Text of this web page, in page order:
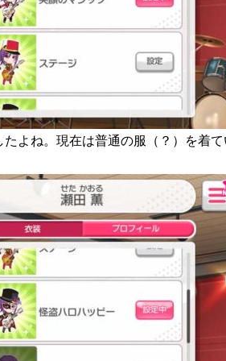
よね。現在は普通の服（？）を着